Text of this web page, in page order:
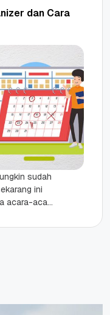
dan Cara
sudah
ini
acara-acara